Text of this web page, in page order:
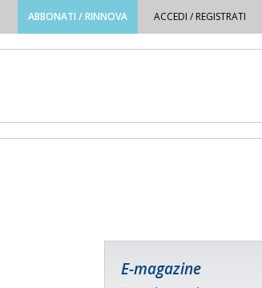
ABBONATI / RINNOVA ACCEDI / REGISTRATI
E-magazine